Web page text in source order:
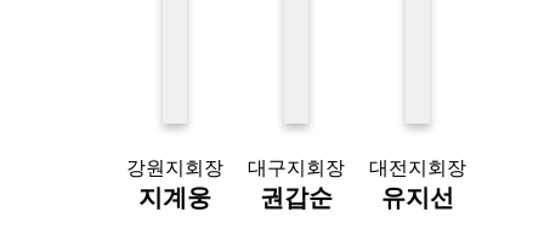
강원지회장
지계웅
대구지회장
권갑순
대전지회장
유지선